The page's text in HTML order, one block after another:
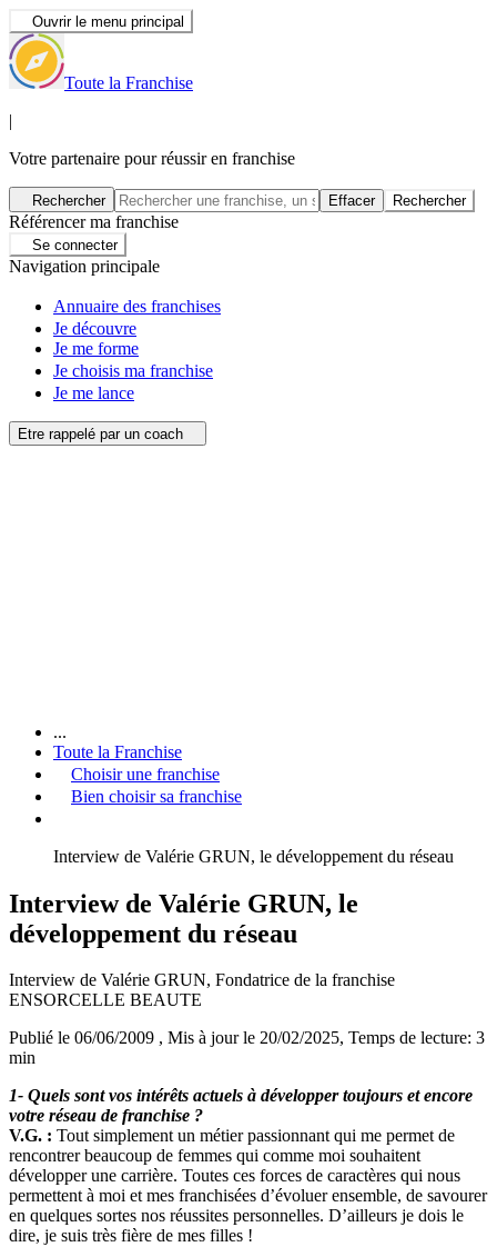
Ouvrir le menu principal
Toute la Franchise
|
Votre partenaire pour réussir en franchise
Rechercher Effacer Rechercher
Référencer ma franchise
Se connecter
Navigation principale
Annuaire des franchises
Je découvre
Je me forme
Je choisis ma franchise
Je me lance
Etre rappelé par un coach
...
Toute la Franchise
Choisir une franchise
Bien choisir sa franchise
Interview de Valérie GRUN, le développement du réseau
Interview de Valérie GRUN, le
développement du réseau
Interview de Valérie GRUN, Fondatrice de la franchise
ENSORCELLE BEAUTE
Publié le 06/06/2009 , Mis à jour le 20/02/2025, Temps de lecture: 3
min
1- Quels sont vos intérêts actuels à développer toujours et encore
votre réseau de franchise ?
V.G. : Tout simplement un métier passionnant qui me permet de
rencontrer beaucoup de femmes qui comme moi souhaitent
développer une carrière. Toutes ces forces de caractères qui nous
permettent à moi et mes franchisées d’évoluer ensemble, de savourer
en quelques sortes nos réussites personnelles. D’ailleurs je dois le
dire, je suis très fière de mes filles !